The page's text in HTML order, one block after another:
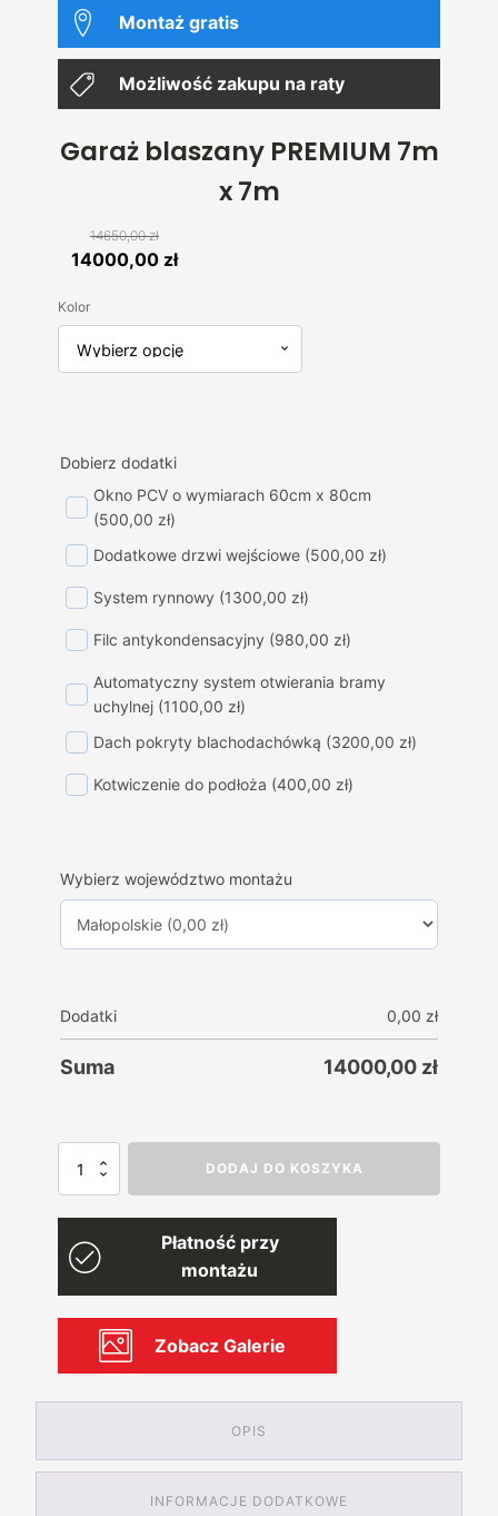
Montaż gratis
Możliwość zakupu na raty
Garaż blaszany PREMIUM 7m
x 7m
14650,00zł
Pierwotna
wynosiła:
14650,00 zł.
14000,00 złAktualna
14000,00 zł.
Kolor
Dobierz dodatki
Okno PCV o wymiarach 60cm x 80cm
(500,00 zł)
Dodatkowe drzwi wejściowe (500,00 zł)
System rynnowy (1300,00 zł)
Filc antykondensacyjny (980,00 zł)
Automatyczny system otwierania bramy
uchylnej (1100,00 zł)
Dach pokryty blachodachówką (3200,00 zł)
Kotwiczenie do podłoża (400,00 zł)
Wybierz województwo montażu
Dodatki 0,00 zł
Suma 14000,00 zł
ilość
7m
DODAJ DO KOSZYKA
Płatność przy
montażu
Zobacz Galerie
OPIS
INFORMACJE DODATKOWE